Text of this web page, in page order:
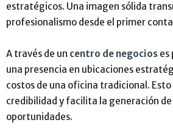
estratégicos. Una imagen sólida
profesionalismo desde el primer
A través de un centro de negocios es
una presencia en ubicaciones
costos de una oficina tradicional.
credibilidad y facilita la generación de
oportunidades.